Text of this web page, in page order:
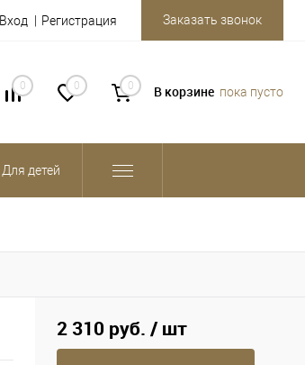
Вход Регистрация Заказать звонок
0 0 0 В корзине пока пусто
Для детей
2 310 руб. / шт